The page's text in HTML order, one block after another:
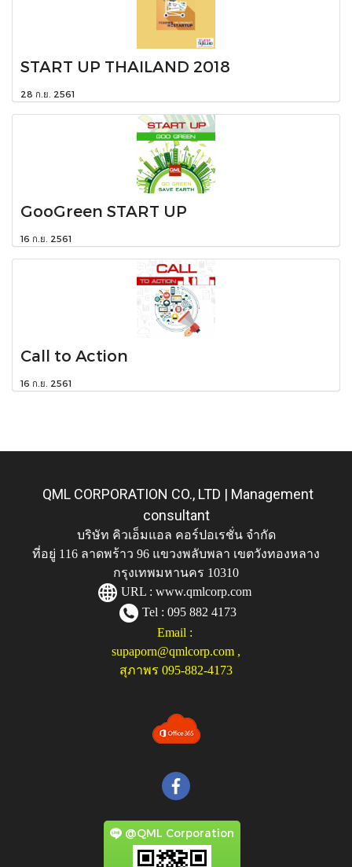
START UP THAILAND 2018
28 ก.ย. 2561
GooGreen START UP
16 ก.ย. 2561
Call to Action
16 ก.ย. 2561
QML CORPORATION CO., LTD | Management
consultant
บริษัท คิวเอ็มแอล คอร์ปอเรชั่น จำกัด
ที่อยู่ 116 ลาดพร้าว 96 แขวงพลับพลา เขตวังทองหลาง
กรุงเทพมหานคร 10310
URL : www.qmlcorp.com
Tel : 095 882 4173
Email :
supaporn@qmlcorp.com ,
สุภาพร 095-882-4173
@QML Corporation